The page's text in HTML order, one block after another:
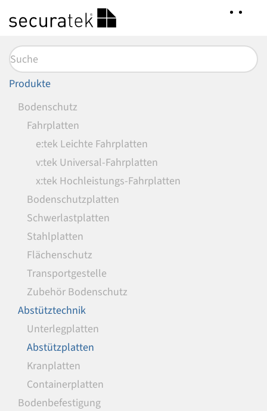
Hauptinhalt
springen
Produkte
Bodenschutz
Fahrplatten
e:tek Leichte Fahrplatten
v:tek Universal-Fahrplatten
x:tek Hochleistungs-Fahrplatten
Bodenschutzplatten
Schwerlastplatten
Stahlplatten
Flächenschutz
Transportgestelle
Zubehör Bodenschutz
Abstütztechnik
Unterlegplatten
Abstützplatten
Kranplatten
Containerplatten
Bodenbefestigung